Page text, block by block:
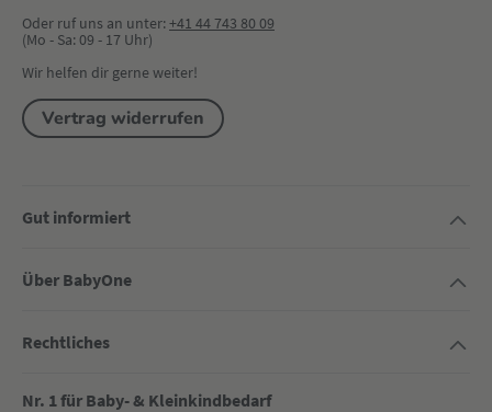
Oder ruf uns an unter:+41 44 743 80 09
(Mo - Sa: 09 - 17 Uhr)
Wir helfen dir gerne weiter!
Vertrag widerrufen
Gut informiert
Über BabyOne
Rechtliches
Nr. 1 für Baby- & Kleinkindbedarf